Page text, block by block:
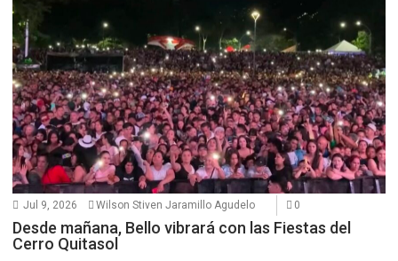
Jul 9, 2026 Wilson Stiven Jaramillo Agudelo 0
Desde mañana, Bello vibrará con las Fiestas del
Cerro Quitasol